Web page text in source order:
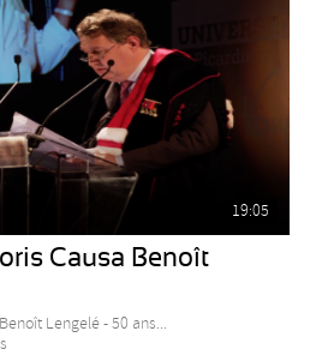
19:05
Causa Benoît
Lengelé - 50 ans...